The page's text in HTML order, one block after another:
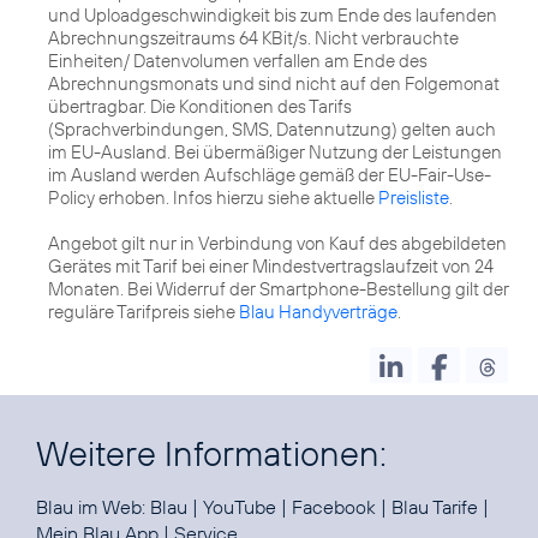
und Uploadgeschwindigkeit bis zum Ende des laufenden
Abrechnungszeitraums 64 KBit/s. Nicht verbrauchte
Einheiten/ Datenvolumen verfallen am Ende des
Abrechnungsmonats und sind nicht auf den Folgemonat
übertragbar. Die Konditionen des Tarifs
(Sprachverbindungen, SMS, Datennutzung) gelten auch
im EU-Ausland. Bei übermäßiger Nutzung der Leistungen
im Ausland werden Aufschläge gemäß der EU-Fair-Use-
Policy erhoben. Infos hierzu siehe aktuelle Preisliste.
Angebot gilt nur in Verbindung von Kauf des abgebildeten
Gerätes mit Tarif bei einer Mindestvertragslaufzeit von 24
Monaten. Bei Widerruf der Smartphone-Bestellung gilt der
reguläre Tarifpreis siehe Blau Handyverträge.
Weitere Informationen:
Blau im Web: Blau | YouTube | Facebook | Blau Tarife |